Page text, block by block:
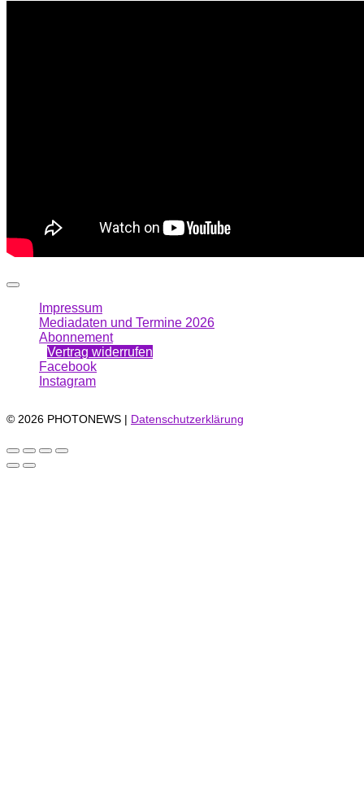
Impressum
Mediadaten und Termine 2026
Abonnement
Vertrag widerrufen
Facebook
Instagram
© 2026 PHOTONEWS | Datenschutzerklärung